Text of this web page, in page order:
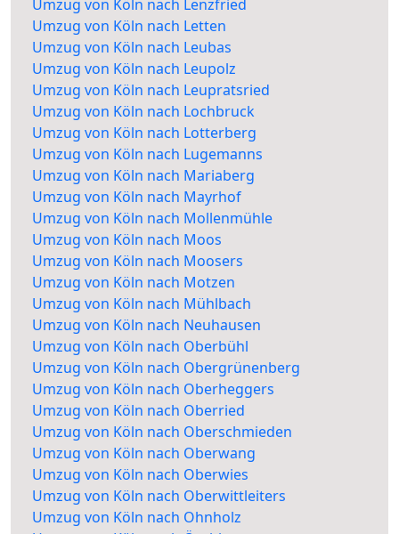
Umzug von Köln nach Lenzfried
Umzug von Köln nach Letten
Umzug von Köln nach Leubas
Umzug von Köln nach Leupolz
Umzug von Köln nach Leupratsried
Umzug von Köln nach Lochbruck
Umzug von Köln nach Lotterberg
Umzug von Köln nach Lugemanns
Umzug von Köln nach Mariaberg
Umzug von Köln nach Mayrhof
Umzug von Köln nach Mollenmühle
Umzug von Köln nach Moos
Umzug von Köln nach Moosers
Umzug von Köln nach Motzen
Umzug von Köln nach Mühlbach
Umzug von Köln nach Neuhausen
Umzug von Köln nach Oberbühl
Umzug von Köln nach Obergrünenberg
Umzug von Köln nach Oberheggers
Umzug von Köln nach Oberried
Umzug von Köln nach Oberschmieden
Umzug von Köln nach Oberwang
Umzug von Köln nach Oberwies
Umzug von Köln nach Oberwittleiters
Umzug von Köln nach Ohnholz